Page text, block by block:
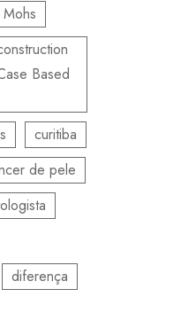
Based
curitiba
de pele
diferença